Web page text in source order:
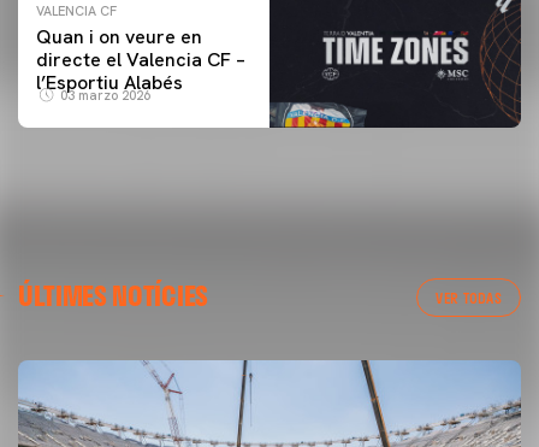
VALENCIA CF
Quan i on veure en
directe el Valencia CF –
l’Esportiu Alabés
03 marzo 2026
ÚLTIMES NOTÍCIES VER TODAS